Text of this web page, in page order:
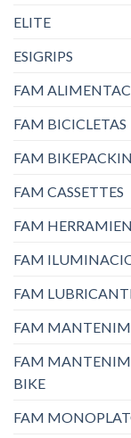
ELITE
ESIGRIPS
FAM
FAM BICICLETAS
FAM
FAM CASSETTES
FAM
FAM
FAM
FAM
FAM
BIKE
FAM